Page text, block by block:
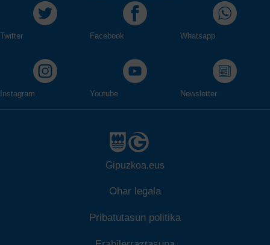
Twitter Facebook Whatsapp
Instagram Youtube Newsletter
Gipuzkoa.eus
Ohar legala
Pribatutasun politika